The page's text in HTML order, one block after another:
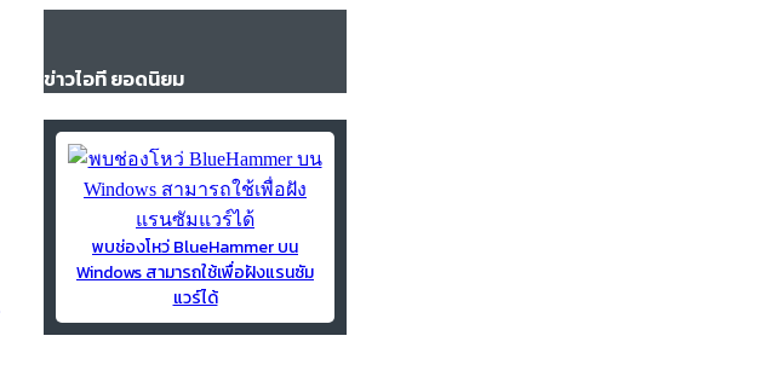
ข่าวไอที ยอดนิยม
พบช่องโหว่ BlueHammer บน
Windows สามารถใช้เพื่อฝังแรนซัม
แวร์ได้